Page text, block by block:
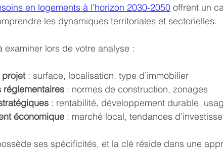
en logements à l’horizon 2030-2050 offrent un
les dynamiques territoriales et sectorielles.
examiner lors de votre analyse :
: surface, localisation, type d’immobilier
réglementaires : normes de construction, zonages
: rentabilité, développement durable,
économique : marché local, tendances
ses spécificités, et la clé réside dans une